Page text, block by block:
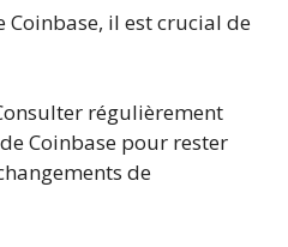
il est crucial de
régulièrement
Coinbase pour rester
de